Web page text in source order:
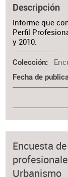
Descripción
Informe que
Perfil
y 2010.
Colección
Fecha de
Encuesta
Urbanismo